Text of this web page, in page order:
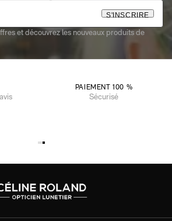
S'INSCRIRE
et découvrez les nouveaux produits de
PAIEMENT 100 %
Sécurisé